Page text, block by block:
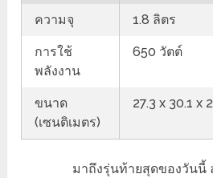
ความจุ 1.8 ลิตร
การใช้
พลังงาน
650 วัตต์
ขนาด
(เซนติเมตร)
27.3 x 30.1 x
มาถึงรุ่นท้ายสุดของวันนี้